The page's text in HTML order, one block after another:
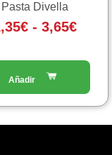
Pasta Divella
€ - 3,65€